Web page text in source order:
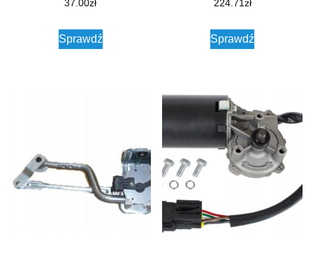
37.00zł
Sprawdź
224.71zł
Sprawdź